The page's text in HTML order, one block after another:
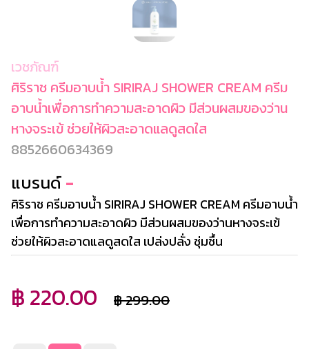
เวชภัณฑ์
ศิริราช ครีมอาบน้ำ SIRIRAJ SHOWER CREAM ครีม
อาบน้ำเพื่อการทำความสะอาดผิว มีส่วนผสมของว่าน
หางจระเข้ ช่วยให้ผิวสะอาดแลดูสดใส
8852660634369
แบรนด์ -
ศิริราช ครีมอาบน้ำ SIRIRAJ SHOWER CREAM ครีมอาบน้ำ
เพื่อการทำความสะอาดผิว มีส่วนผสมของว่านหางจระเข้
ช่วยให้ผิวสะอาดแลดูสดใส เปล่งปลั่ง ชุ่มชื้น
฿ 220.00 ฿ 299.00